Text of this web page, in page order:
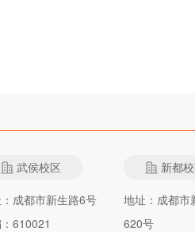
武侯校区
成都市新生路6号
610021
新都
地址：成都市
620号